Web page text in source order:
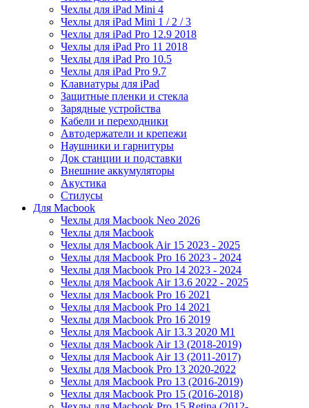
Чехлы для iPad Mini 4
Чехлы для iPad Mini 1 / 2 / 3
Чехлы для iPad Pro 12.9 2018
Чехлы для iPad Pro 11 2018
Чехлы для iPad Pro 10.5
Чехлы для iPad Pro 9.7
Клавиатуры для iPad
Защитные пленки и стекла
Зарядные устройства
Кабели и переходники
Автодержатели и крепежи
Наушники и гарнитуры
Док станции и подставки
Внешние аккумуляторы
Акустика
Стилусы
Для Macbook
Чехлы для Macbook Neo 2026
Чехлы для Macbook
Чехлы для Macbook Air 15 2023 - 2025
Чехлы для Macbook Pro 16 2023 - 2024
Чехлы для Macbook Pro 14 2023 - 2024
Чехлы для Macbook Air 13.6 2022 - 2025
Чехлы для Macbook Pro 16 2021
Чехлы для Macbook Pro 14 2021
Чехлы для Macbook Pro 16 2019
Чехлы для Macbook Air 13.3 2020 M1
Чехлы для Macbook Air 13 (2018-2019)
Чехлы для Macbook Air 13 (2011-2017)
Чехлы для Macbook Pro 13 2020-2022
Чехлы для Macbook Pro 13 (2016-2019)
Чехлы для Macbook Pro 15 (2016-2018)